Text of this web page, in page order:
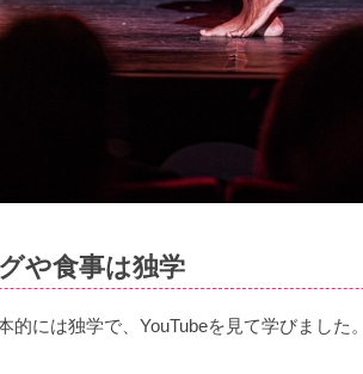
や食事は独学
的には独学で、YouTubeを見て学びまし